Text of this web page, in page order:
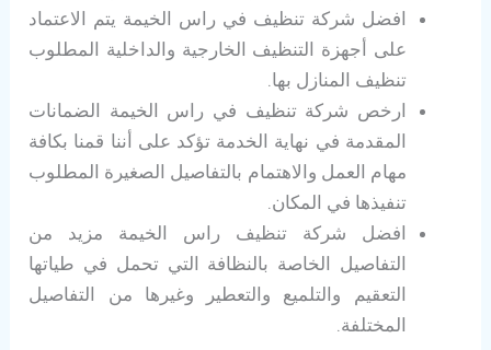
افضل شركة تنظيف في راس الخيمة يتم الاعتماد
على أجهزة التنظيف الخارجية والداخلية المطلوب
تنظيف المنازل بها.
ارخص شركة تنظيف في راس الخيمة الضمانات
المقدمة في نهاية الخدمة تؤكد على أننا قمنا بكافة
مهام العمل والاهتمام بالتفاصيل الصغيرة المطلوب
تنفيذها في المكان.
افضل شركة تنظيف راس الخيمة مزيد من
التفاصيل الخاصة بالنظافة التي تحمل في طياتها
التعقيم والتلميع والتعطير وغيرها من التفاصيل
المختلفة.